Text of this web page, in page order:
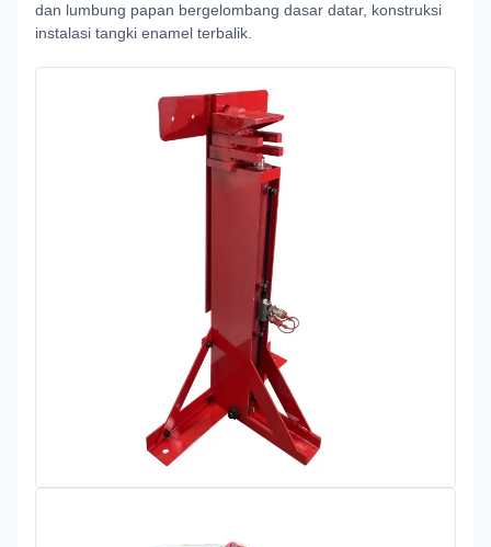
dan lumbung papan bergelombang dasar datar, konstruksi
instalasi tangki enamel terbalik.